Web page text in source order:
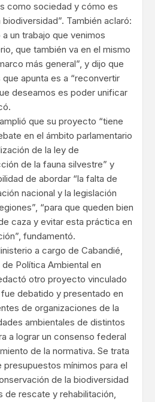
como sociedad y cómo es
También aclaró:
un trabajo que venimos
que también va en el mismo
más general”, y dijo que
apunta es a “reconvertir
deseamos es poder unificar
que su proyecto “tiene
en el ámbito parlamentario
de la ley de
de la fauna silvestre” y
de abordar “la falta de
nacional y la legislación
“para que queden bien
caza y evitar esta práctica en
fundamentó.
a cargo de Cabandié,
Política Ambiental en
otro proyecto vinculado
debatido y presentado en
de organizaciones de la
ambientales de distintos
a lograr un consenso federal
de la normativa. Se trata
mínimos para el
de la biodiversidad
de rescate y rehabilitación,